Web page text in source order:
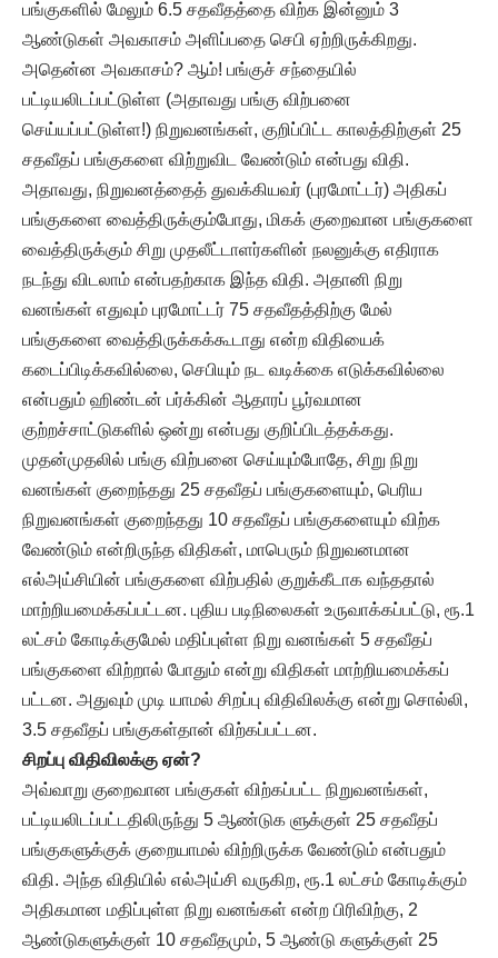
பங்குகளில் மேலும் 6.5 சதவீதத்தை விற்க இன்னும் 3
ஆண்டுகள் அவகாசம் அளிப்பதை செபி ஏற்றிருக்கிறது.
அதென்ன அவகாசம்? ஆம்! பங்குச் சந்தையில்
பட்டியலிடப்பட்டுள்ள (அதாவது பங்கு விற்பனை
செய்யப்பட்டுள்ள!) நிறுவனங்கள், குறிப்பிட்ட காலத்திற்குள் 25
சதவீதப் பங்குகளை விற்றுவிட வேண்டும் என்பது விதி.
அதாவது, நிறுவனத்தைத் துவக்கியவர் (புரமோட்டர்) அதிகப்
பங்குகளை வைத்திருக்கும்போது, மிகக் குறைவான பங்குகளை
வைத்திருக்கும் சிறு முதலீட்டாளர்களின் நலனுக்கு எதிராக
நடந்து விடலாம் என்பதற்காக இந்த விதி. அதானி நிறு
வனங்கள் எதுவும் புரமோட்டர் 75 சதவீதத்திற்கு மேல்
பங்குகளை வைத்திருக்கக்கூடாது என்ற விதியைக்
கடைப்பிடிக்கவில்லை, செபியும் நட வடிக்கை எடுக்கவில்லை
என்பதும் ஹிண்டன் பர்க்கின் ஆதாரப் பூர்வமான
குற்றச்சாட்டுகளில் ஒன்று என்பது குறிப்பிடத்தக்கது.
முதன்முதலில் பங்கு விற்பனை செய்யும்போதே, சிறு நிறு
வனங்கள் குறைந்தது 25 சதவீதப் பங்குகளையும், பெரிய
நிறுவனங்கள் குறைந்தது 10 சதவீதப் பங்குகளையும் விற்க
வேண்டும் என்றிருந்த விதிகள், மாபெரும் நிறுவனமான
எல்அய்சியின் பங்குகளை விற்பதில் குறுக்கீடாக வந்ததால்
மாற்றியமைக்கப்பட்டன. புதிய படிநிலைகள் உருவாக்கப்பட்டு, ரூ.1
லட்சம் கோடிக்குமேல் மதிப்புள்ள நிறு வனங்கள் 5 சதவீதப்
பங்குகளை விற்றால் போதும் என்று விதிகள் மாற்றியமைக்கப்
பட்டன. அதுவும் முடி யாமல் சிறப்பு விதிவிலக்கு என்று சொல்லி,
3.5 சதவீதப் பங்குகள்தான் விற்கப்பட்டன.
சிறப்பு விதிவிலக்கு ஏன்?
அவ்வாறு குறைவான பங்குகள் விற்கப்பட்ட நிறுவனங்கள்,
பட்டியலிடப்பட்டதிலிருந்து 5 ஆண்டுக ளுக்குள் 25 சதவீதப்
பங்குகளுக்குக் குறையாமல் விற்றிருக்க வேண்டும் என்பதும்
விதி. அந்த விதியில் எல்அய்சி வருகிற, ரூ.1 லட்சம் கோடிக்கும்
அதிகமான மதிப்புள்ள நிறு வனங்கள் என்ற பிரிவிற்கு, 2
ஆண்டுகளுக்குள் 10 சதவீதமும், 5 ஆண்டு களுக்குள் 25